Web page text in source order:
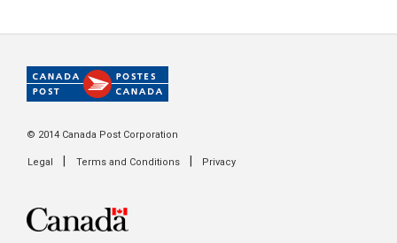
© 2014 Canada Post Corporation
Legal Terms and Conditions Privacy